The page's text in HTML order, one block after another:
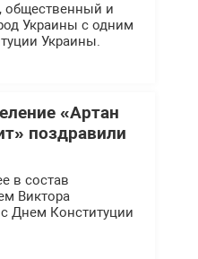
и
Украины с одним
Украины.
«Артан
поздравили
в состав
Виктора
Днем Конституции